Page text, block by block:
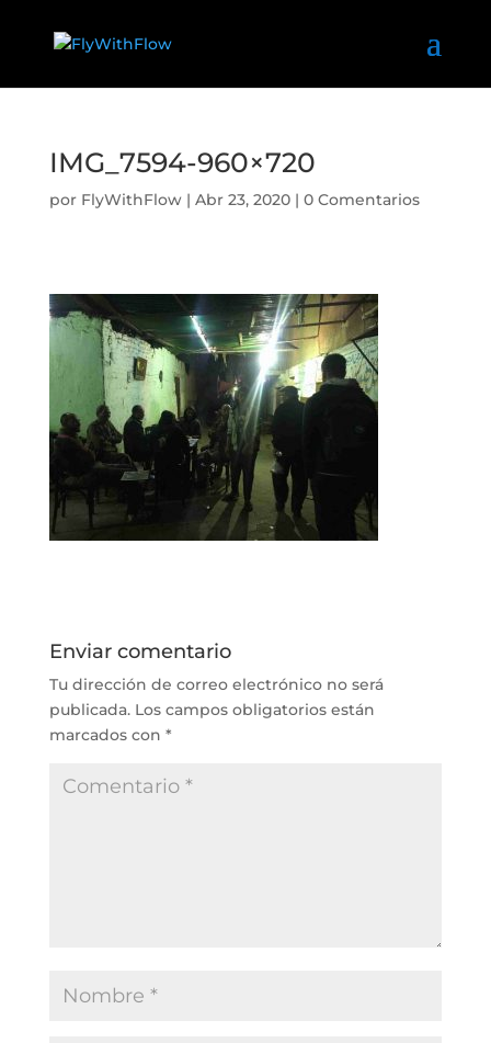
IMG_7594-960×720
por FlyWithFlow| Abr 23, 2020| 0 Comentarios
Enviar comentario
Tu dirección de correo electrónico no será
publicada. Los campos obligatorios están
marcados con *